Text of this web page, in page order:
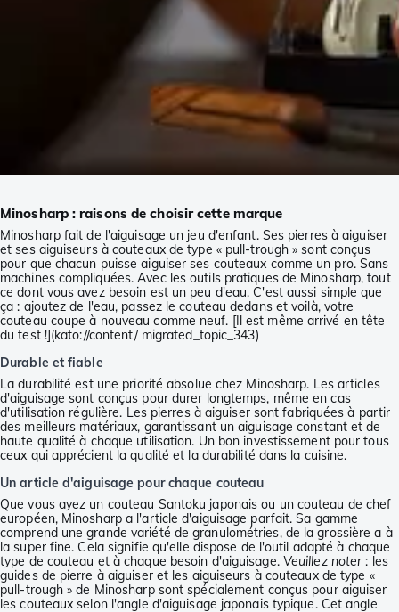
Minosharp : raisons de choisir cette marque
Minosharp fait de l'aiguisage un jeu d'enfant. Ses pierres à aiguiser
et ses aiguiseurs à couteaux de type « pull-trough » sont conçus
pour que chacun puisse aiguiser ses couteaux comme un pro. Sans
machines compliquées. Avec les outils pratiques de Minosharp, tout
ce dont vous avez besoin est un peu d'eau. C'est aussi simple que
ça : ajoutez de l'eau, passez le couteau dedans et voilà, votre
couteau coupe à nouveau comme neuf. [Il est même arrivé en tête
du test !](kato://content/ migrated_topic_343)
Durable et fiable
La durabilité est une priorité absolue chez Minosharp. Les articles
d'aiguisage sont conçus pour durer longtemps, même en cas
d'utilisation régulière. Les pierres à aiguiser sont fabriquées à partir
des meilleurs matériaux, garantissant un aiguisage constant et de
haute qualité à chaque utilisation. Un bon investissement pour tous
ceux qui apprécient la qualité et la durabilité dans la cuisine.
Un article d'aiguisage pour chaque couteau
Que vous ayez un couteau Santoku japonais ou un couteau de chef
européen, Minosharp a l'article d'aiguisage parfait. Sa gamme
comprend une grande variété de granulométries, de la grossière a à
la super fine. Cela signifie qu'elle dispose de l'outil adapté à chaque
type de couteau et à chaque besoin d'aiguisage. Veuillez noter: les
guides de pierre à aiguiser et les aiguiseurs à couteaux de type «
pull-trough » de Minosharp sont spécialement conçus pour aiguiser
les couteaux selon l'angle d'aiguisage japonais typique. Cet angle